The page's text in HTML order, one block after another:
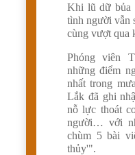
Khi lũ dữ bủa
tình người vẫn
cùng vượt qua
Phóng viên
những điểm
nhất trong
Lắk đã ghi
nỗ lực thoát
người… với
chùm 5 bài
thủy'".